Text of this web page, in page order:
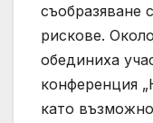
съобразяване
рискове.
обединиха
конференция
като